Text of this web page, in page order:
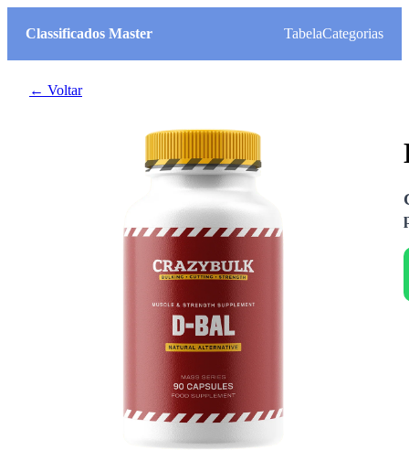
Classificados Master TabelaCategorias
← Voltar